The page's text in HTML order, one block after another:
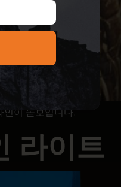
이 돋보입니다.
라이트